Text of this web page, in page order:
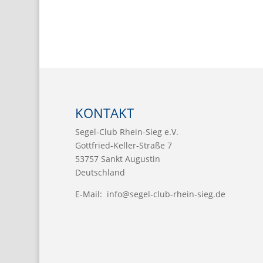
KONTAKT
Segel-Club Rhein-Sieg e.V.
Gottfried-Keller-Straße 7
53757 Sankt Augustin
Deutschland
E-Mail: info@segel-club-rhein-sieg.de